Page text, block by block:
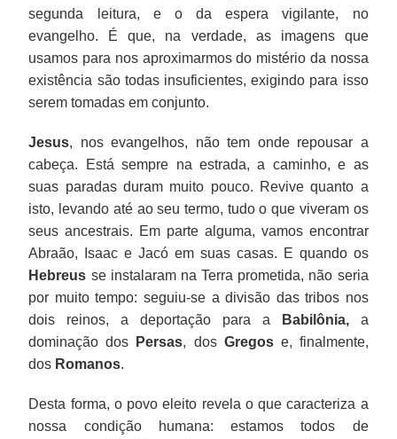
segunda leitura, e o da espera vigilante, no
evangelho. É que, na verdade, as imagens que
usamos para nos aproximarmos do mistério da nossa
existência são todas insuficientes, exigindo para isso
serem tomadas em conjunto.
Jesus, nos evangelhos, não tem onde repousar a
cabeça. Está sempre na estrada, a caminho, e as
suas paradas duram muito pouco. Revive quanto a
isto, levando até ao seu termo, tudo o que viveram os
seus ancestrais. Em parte alguma, vamos encontrar
Abraão, Isaac e Jacó em suas casas. E quando os
Hebreus se instalaram na Terra prometida, não seria
por muito tempo: seguiu-se a divisão das tribos nos
dois reinos, a deportação para a
Babilônia,a
dominação dos Persas, dos Gregose, finalmente,
dos Romanos.
Desta forma, o povo eleito revela o que caracteriza a
nossa condição humana: estamos todos de